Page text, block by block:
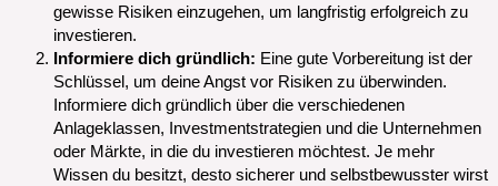
gewisse Risiken einzugehen, um langfristig erfolgreich zu
investieren.
Informiere dich gründlich: Eine gute Vorbereitung ist der
Schlüssel, um deine Angst vor Risiken zu überwinden.
Informiere dich gründlich über die verschiedenen
Anlageklassen, Investmentstrategien und die Unternehmen
oder Märkte, in die du investieren möchtest. Je mehr
Wissen du besitzt, desto sicherer und selbstbewusster wirst